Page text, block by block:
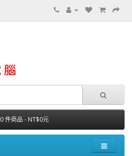
0 件商品 - NT$0元